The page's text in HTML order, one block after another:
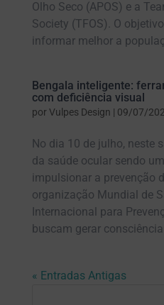
Olho Seco (APOS) e a
Society (TFOS). O
informar melhor a
Bengala inteligente:
com deficiência visual
porVulpes Design | 09/07/
No dia 10 de julho, neste
da saúde ocular sendo
impulsionar a prevenção
organização Mundial de
Internacional para
buscam gerar consciência
« Entradas Antigas